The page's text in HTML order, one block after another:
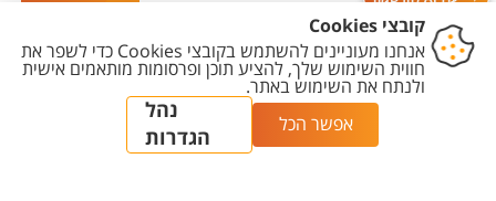
נגישות
מדיניות
מדיניות עריכת
תוכן